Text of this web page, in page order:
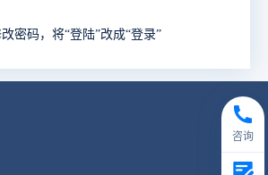
密码，将“登陆”改成“登录”
咨询